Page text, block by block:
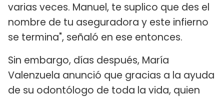
varias veces. Manuel, te suplico que des el
nombre de tu aseguradora y este infierno
se termina", señaló en ese entonces.
Sin embargo, días después, María
Valenzuela anunció que gracias a la ayuda
de su odontólogo de toda la vida, quien